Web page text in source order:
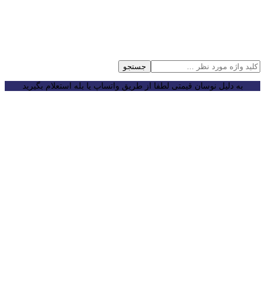
جستجو
به دلیل نوسان قیمتی لطفا از طریق واتساپ یا بله استعلام بگیرید